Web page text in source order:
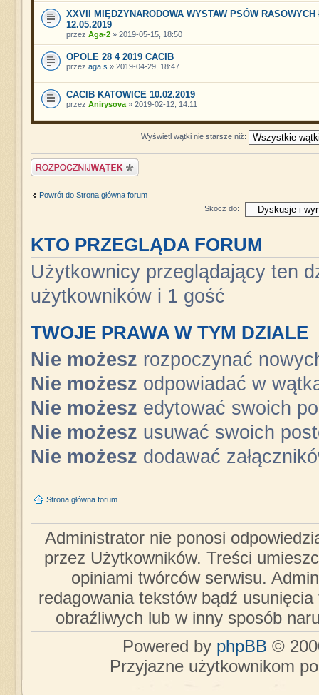
XXVII MIĘDZYNARODOWA WYSTAW PSÓW RASOWYCH
12.05.2019
przez Aga-2» 2019-05-15, 18:50
OPOLE 28 4 2019 CACIB
przez aga.s » 2019-04-29, 18:47
CACIB KATOWICE 10.02.2019
przez Anirysova» 2019-02-12, 14:11
Wyświetl wątki nie starsze niż:
Napisz wątek
Powrót do Strona główna forum
Skocz do:
KTO PRZEGLĄDA FORUM
Użytkownicy przeglądający ten
użytkowników i 1 gość
TWOJE PRAWA W TYM DZIALE
Nie możesz rozpoczynać
Nie możesz odpowiadać w
Nie możesz edytować swoich
Nie możesz usuwać swoich
Nie możesz dodawać
Strona główna forum
Administrator nie ponosi
przez Użytkowników. Treści
opiniami twórców serwisu.
redagowania tekstów bądź
obraźliwych lub w inny sposób
Powered by phpBB ©
Przyjazne użytkownikom